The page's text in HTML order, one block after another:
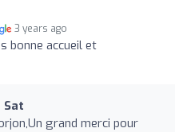
3 years ago
bonne accueil et
Sat
grand merci pour